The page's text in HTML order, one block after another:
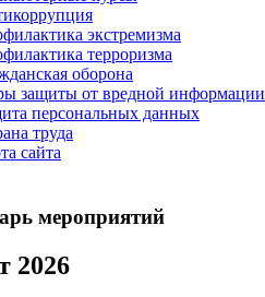
экстремизма
терроризма
оборона
защиты от вредной информации
персональных данных
труда
сайта
мероприятий
2026